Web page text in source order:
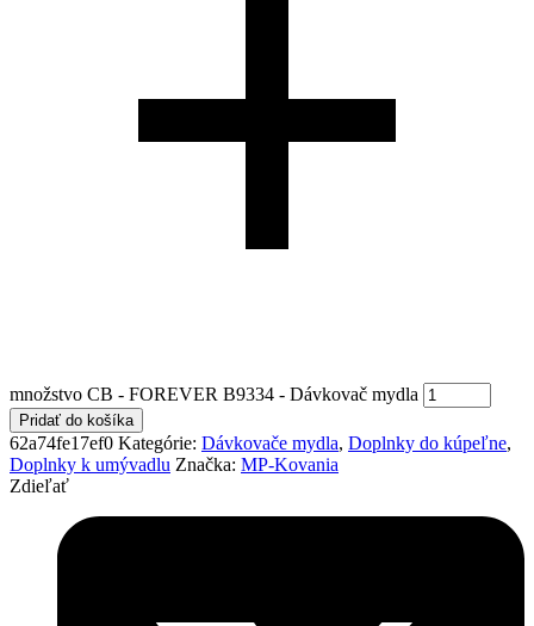
množstvo CB - FOREVER B9334 - Dávkovač mydla
Pridať do košíka
62a74fe17ef0 Kategórie: Dávkovače mydla, Doplnky do kúpeľne,
Doplnky k umývadlu Značka: MP-Kovania
Zdieľať